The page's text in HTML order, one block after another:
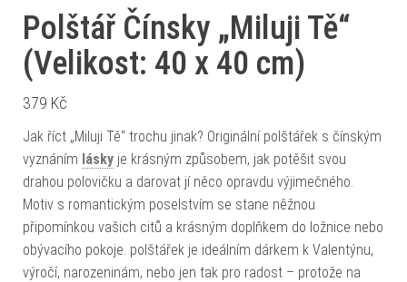
Polštář Čínsky „Miluji Tě“
(Velikost: 40 x 40 cm)
379 Kč
Jak říct „Miluji Tě“ trochu jinak? Originální polštářek s čínským
vyznáním lásky je krásným způsobem, jak potěšit svou
drahou polovičku a darovat jí něco opravdu výjimečného.
Motiv s romantickým poselstvím se stane něžnou
připomínkou vašich citů a krásným doplňkem do ložnice nebo
obývacího pokoje. polštářek je ideálním dárkem k Valentýnu,
výročí, narozeninám, nebo jen tak pro radost – protože na